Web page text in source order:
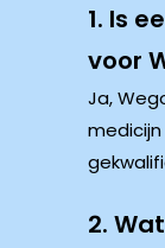
1. Is
voor
Ja,
2.